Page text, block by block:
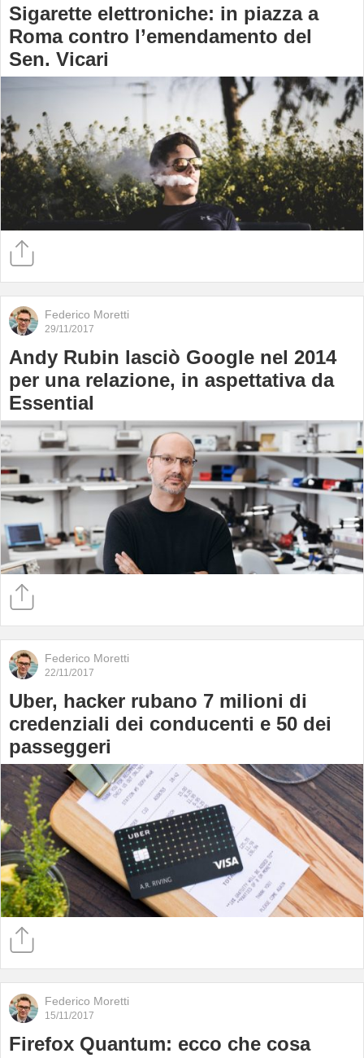
Sigarette elettroniche: in piazza a
Roma contro l’emendamento del
Sen. Vicari
Federico Moretti
29/11/2017
Andy Rubin lasciò Google nel 2014
per una relazione, in aspettativa da
Essential
Federico Moretti
22/11/2017
Uber, hacker rubano 7 milioni di
credenziali dei conducenti e 50 dei
passeggeri
Federico Moretti
15/11/2017
Firefox Quantum: ecco che cosa